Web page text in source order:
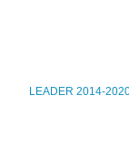
LEADER 2014-